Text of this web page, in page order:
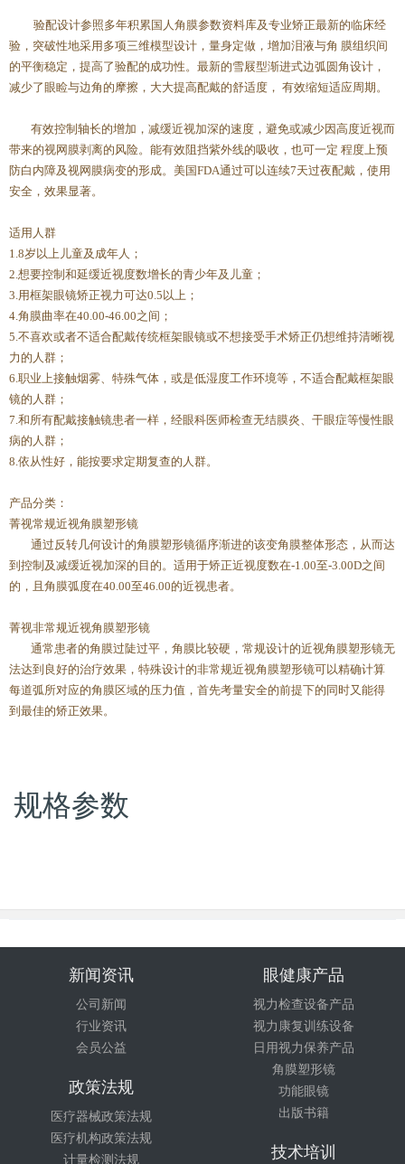
验配设计参照多年积累国人角膜参数资料库及专业矫正最新的临床经
验，突破性地采用多项三维模型设计，量身定做，增加泪液与角 膜组织间
的平衡稳定，提高了验配的成功性。最新的雪屐型渐进式边弧圆角设计，
减少了眼睑与边角的摩擦，大大提高配戴的舒适度， 有效缩短适应周期。
有效控制轴长的增加，减缓近视加深的速度，避免或减少因高度近视而
带来的视网膜剥离的风险。能有效阻挡紫外线的吸收，也可一定 程度上预
防白内障及视网膜病变的形成。美国FDA通过可以连续7天过夜配戴，使用
安全，效果显著。
适用人群
1.8岁以上儿童及成年人；
2.想要控制和延缓近视度数增长的青少年及儿童；
3.用框架眼镜矫正视力可达0.5以上；
4.角膜曲率在40.00-46.00之间；
5.不喜欢或者不适合配戴传统框架眼镜或不想接受手术矫正仍想维持清晰视
力的人群；
6.职业上接触烟雾、特殊气体，或是低湿度工作环境等，不适合配戴框架眼
镜的人群；
7.和所有配戴接触镜患者一样，经眼科医师检查无结膜炎、干眼症等慢性眼
病的人群；
8.依从性好，能按要求定期复查的人群。
产品分类：
菁视常规近视角膜塑形镜
通过反转几何设计的角膜塑形镜循序渐进的该变角膜整体形态，从而达
到控制及减缓近视加深的目的。适用于矫正近视度数在-1.00至-3.00D之间
的，且角膜弧度在40.00至46.00的近视患者。
菁视非常规近视角膜塑形镜
通常患者的角膜过陡过平，角膜比较硬，常规设计的近视角膜塑形镜无
法达到良好的治疗效果，特殊设计的非常规近视角膜塑形镜可以精确计算
每道弧所对应的角膜区域的压力值，首先考量安全的前提下的同时又能得
到最佳的矫正效果。
规格参数
新闻资讯
公司新闻
行业资讯
会员公益
眼健康产品
视力检查设备产品
视力康复训练设备
日用视力保养产品
角膜塑形镜
功能眼镜
出版书籍
政策法规
医疗器械政策法规
医疗机构政策法规
计量检测法规
技术培训